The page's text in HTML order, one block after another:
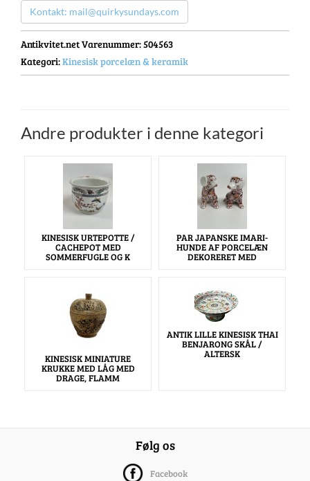
Kontakt: mail@quirkysundays.com
Antikvitet.net Varenummer: 504563
Kategori:Kinesisk porcelæn & keramik
Andre produkter i denne kategori
KINESISK URTEPOTTE /
CACHEPOT MED
SOMMERFUGLE OG K
PAR JAPANSKE IMARI-
HUNDE AF PORCELÆN
DEKORERET MED
KINESISK MINIATURE
KRUKKE MED LÅG MED
DRAGE, FLAMM
ANTIK LILLE KINESISK THAI
BENJARONG SKÅL /
ALTERSK
Følg os
Facebook